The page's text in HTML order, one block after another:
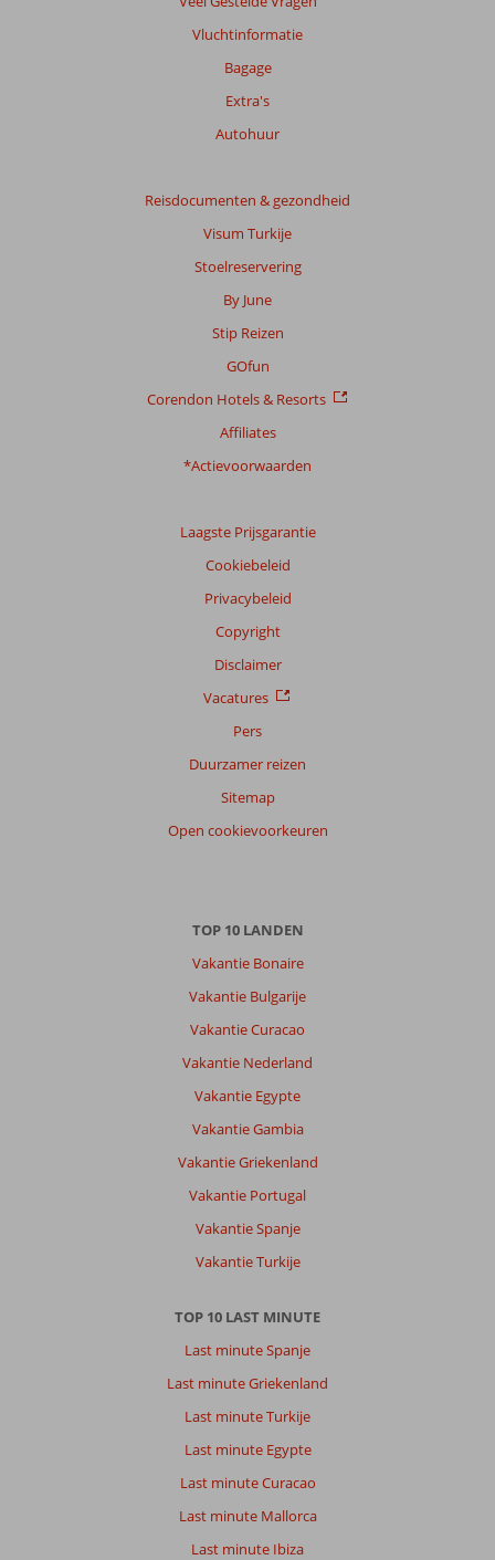
Vluchtinformatie
Bagage
Extra's
Autohuur
Reisdocumenten & gezondheid
Visum Turkije
Stoelreservering
By June
Stip Reizen
GOfun
Corendon Hotels & Resorts
Affiliates
*Actievoorwaarden
Laagste Prijsgarantie
Cookiebeleid
Privacybeleid
Copyright
Disclaimer
Vacatures
Pers
Duurzamer reizen
Sitemap
Open cookievoorkeuren
TOP 10 LANDEN
Vakantie Bonaire
Vakantie Bulgarije
Vakantie Curacao
Vakantie Nederland
Vakantie Egypte
Vakantie Gambia
Vakantie Griekenland
Vakantie Portugal
Vakantie Spanje
Vakantie Turkije
TOP 10 LAST MINUTE
Last minute Spanje
Last minute Griekenland
Last minute Turkije
Last minute Egypte
Last minute Curacao
Last minute Mallorca
Last minute Ibiza